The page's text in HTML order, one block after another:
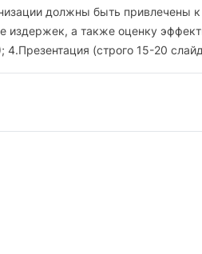
должны быть привлечены
а также оценку
(строго 15-20